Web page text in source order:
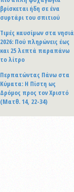
βρίσκεται ήδη σε ένα
συρτάρι του σπιτιού
Τιμές καυσίμων στα νησιά
2026: Πού πληρώνεις έως
και 25 λεπτά παραπάνω
το λίτρο
Περπατώντας Πάνω στα
Κύματα: Η Πίστη ως
Δρόμος προς τον Χριστό
(Ματθ. 14, 22-34)